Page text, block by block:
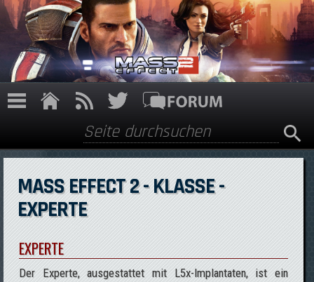
Direkt zum Inhalt
Suchformular
Suche
MASS EFFECT 2 - KLASSE -
EXPERTE
EXPERTE
Der Experte, ausgestattet mit L5x-Implantaten, ist ein